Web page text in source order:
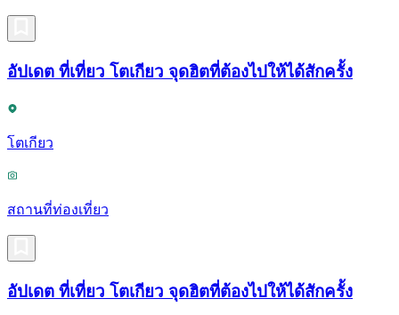
อัปเดต ที่เที่ยว โตเกียว จุดฮิตที่ต้องไปให้ได้สักครั้ง
โตเกียว
สถานที่ท่องเที่ยว
อัปเดต ที่เที่ยว โตเกียว จุดฮิตที่ต้องไปให้ได้สักครั้ง